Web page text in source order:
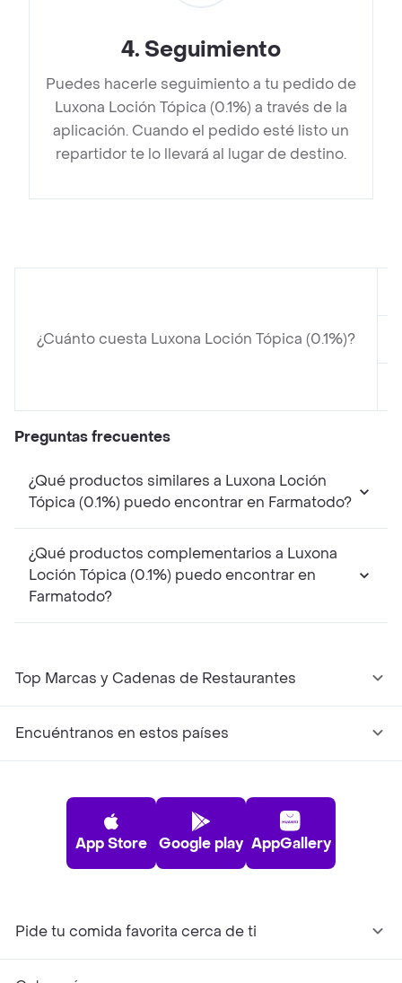
4. Seguimiento
Puedes hacerle seguimiento a tu pedido de
Luxona Loción Tópica (0.1%) a través de la
aplicación. Cuando el pedido esté listo un
repartidor te lo llevará al lugar de destino.
¿Cuánto cuesta Luxona Loción Tópica (0.1%)?
Preguntas frecuentes
¿Qué productos similares a Luxona Loción
Tópica (0.1%) puedo encontrar en Farmatodo?
¿Qué productos complementarios a Luxona
Loción Tópica (0.1%) puedo encontrar en
Farmatodo?
Top Marcas y Cadenas de Restaurantes
Encuéntranos en estos países
App Store Google play AppGallery
Pide tu comida favorita cerca de ti